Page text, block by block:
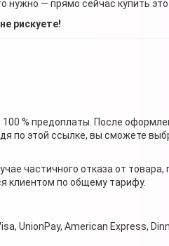
нужно — прямо сейчас купить
рискуете!
% предоплаты. После
по этой ссылке, вы сможете
частичного отказа от
клиентом по общему тарифу.
UnionPay, American Express,